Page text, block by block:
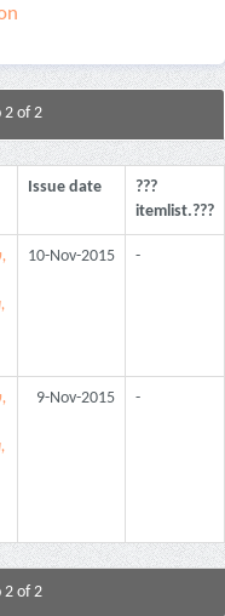
2 of 2
Issue date
???
itemlist.???
10-Nov-2015 -
9-Nov-2015 -
2 of 2